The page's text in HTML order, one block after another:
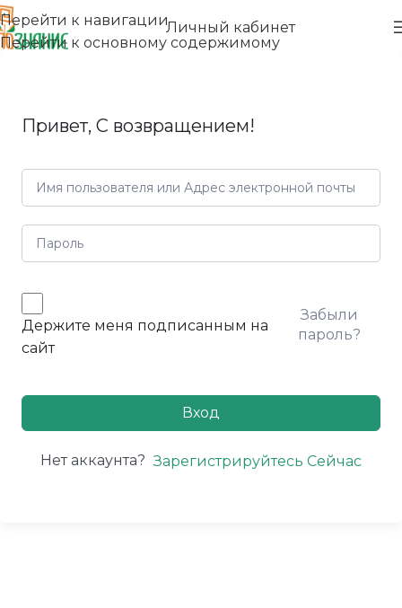
Перейти к навигации
Перейти к основному содержимому
Личный кабинет
Привет, С возвращением!
Держите меня подписанным на
сайт
Забыли
пароль?
Вход
Нет аккаунта? Зарегистрируйтесь Сейчас